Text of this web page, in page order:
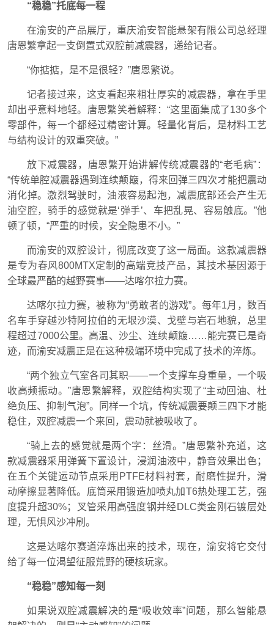
“稳稳”托底每一程
在渝安的产品展厅， 重庆渝安智能悬架有限公司总经理
唐恩繁拿起一支倒置式双腔前减震器，递给记者。
“你掂掂，是不是很轻？”唐恩繁说。
记者接过来，这支看起来粗壮厚实的减震器，拿在手里
却出乎意料地轻。 唐恩繁笑着解释：“这里面集成了130多个
零部件，每一个都经过精密计算。轻量化背后，是材料工艺
与结构设计的双重突破。”
放下减震器， 唐恩繁开始讲解传统减震器的“老毛病”：
“传统单腔减震器遇到连续颠簸，得来回弹三四次才能把震动
消化掉。激烈驾驶时，油液容易起泡，减震底部还会产生无
油空腔，骑手的感觉就是‘弹手’、车把乱晃、容易触底。”他
顿了顿，“严重的时候，安全隐患不小。”
而渝安的双腔设计，彻底改变了这一局面。这款减震器
是专为春风800MTX定制的高端竞技产品，其技术基因源于
全球最严酷的越野赛事——达喀尔拉力赛。
达喀尔拉力赛，被称为“勇敢者的游戏”。每年1月，数百
名车手穿越沙特阿拉伯的无垠沙漠、戈壁与岩石地貌，总里
程超过7000公里。高温、沙尘、连续颠簸……能完赛已是奇
迹，而渝安减震正是在这种极端环境中完成了技术的淬炼。
“两个独立气室各司其职——一个支撑车身重量，一个吸
收高频振动。”唐恩繁解释，双腔结构实现了“主动回油、杜
绝负压、抑制气泡”。同样一个坑，传统减震要颠三四下才能
稳住，双腔减震一个来回，震动就被吸收了。
“骑上去的感觉就是两个字：丝滑。”唐恩繁补充道，这
款减震器采用弹簧下置设计，浸润油液中，静音效果出色；
在五个关键运动节点采用PTFE材料衬套，耐磨性提升，滑
动摩擦显著降低。底筒采用锻造加喷丸加T6热处理工艺，强
度提升超30%；叉管采用高强度钢并经DLC类金刚石镀层处
理，无惧风沙冲刷。
这是达喀尔赛道淬炼出来的技术，现在，渝安将它交付
给了每一位渴望征服荒野的硬核玩家。
“稳稳”感知每一刻
如果说双腔减震解决的是“吸收效率”问题，那么智能悬